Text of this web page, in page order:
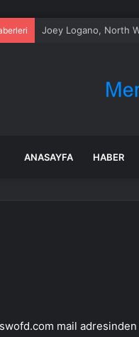
Joey Logano, North
ANASAYFA HABER
mail